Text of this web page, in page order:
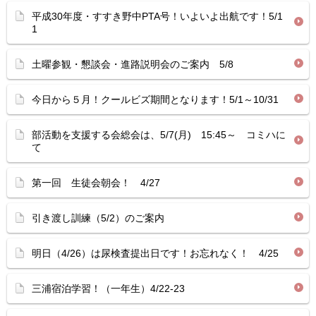
平成30年度・すすき野中PTA号！いよいよ出航です！5/1
1
土曜参観・懇談会・進路説明会のご案内 5/8
今日から５月！クールビズ期間となります！5/1～10/31
部活動を支援する会総会は、5/7(月) 15:45～ コミハに
て
第一回 生徒会朝会！ 4/27
引き渡し訓練（5/2）のご案内
明日（4/26）は尿検査提出日です！お忘れなく！ 4/25
三浦宿泊学習！（一年生）4/22-23